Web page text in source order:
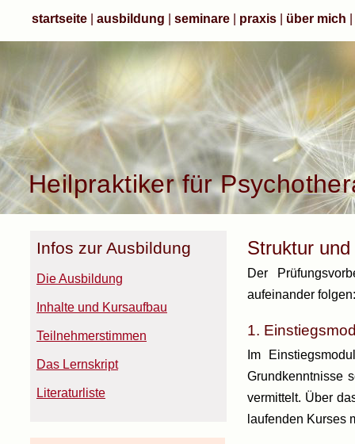
startseite ausbildung seminare praxis über mich
Struktur
Der
aufeinander folgen:
1.
Im
Grundkenntnisse
vermittelt. Über
laufenden Kurses
Infos zur Ausbildung
Die Ausbildung
Inhalte und Kursaufbau
Teilnehmerstimmen
Das Lernskript
Literaturliste
Heilpraktiker für